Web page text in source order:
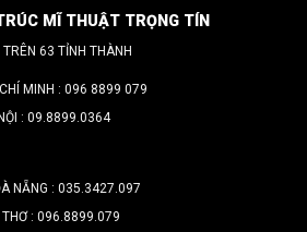
MĨ THUẬT TRỌNG TÍN
63 TỈNH THÀNH
MINH : 096 8899 079
: 09.8899.0364
NẴNG : 035.3427.097
: 096.8899.079